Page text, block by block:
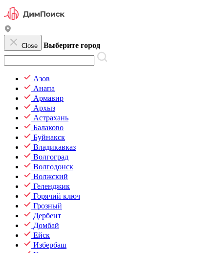
Close Выберите город
Азов
Анапа
Армавир
Архыз
Астрахань
Балаково
Буйнакск
Владикавказ
Волгоград
Волгодонск
Волжский
Геленджик
Горячий ключ
Грозный
Дербент
Домбай
Ейск
Избербаш